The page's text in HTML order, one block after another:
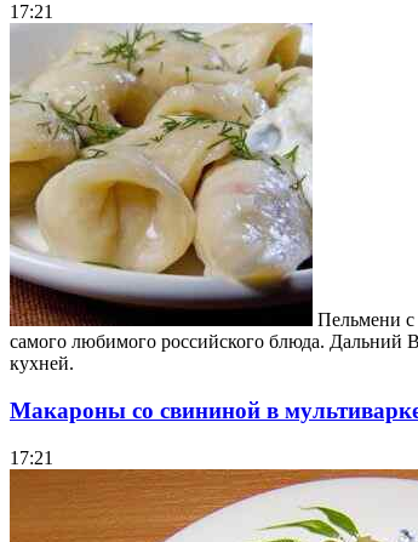
17:21
Пельмени с
самого любимого российского блюда. Дальний
кухней.
Макароны со свининой в
17:21